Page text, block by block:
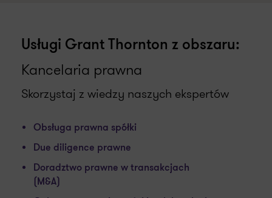
Usługi Grant Thornton z obszaru:
Kancelaria prawna
Skorzystaj z wiedzy naszych ekspertów
Obsługa prawna spółki
Due diligence prawne
Doradztwo prawne w transakcjach
(M&A)